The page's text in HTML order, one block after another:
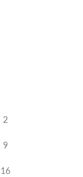
2
9
16